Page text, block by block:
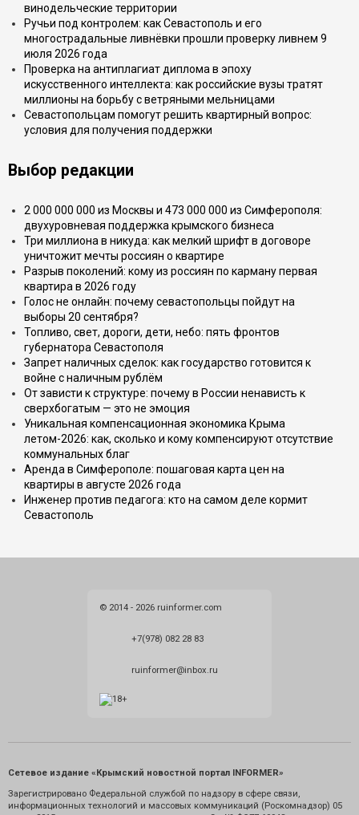
винодельческие территории
Ручьи под контролем: как Севастополь и его
многострадальные ливнёвки прошли проверку ливнем 9
июля 2026 года
Проверка на антиплагиат диплома в эпоху
искусственного интеллекта: как российские вузы тратят
миллионы на борьбу с ветряными мельницами
Севастопольцам помогут решить квартирный вопрос:
условия для получения поддержки
Выбор редакции
2 000 000 000 из Москвы и 473 000 000 из Симферополя:
двухуровневая поддержка крымского бизнеса
Три миллиона в никуда: как мелкий шрифт в договоре
уничтожит мечты россиян о квартире
Разрыв поколений: кому из россиян по карману первая
квартира в 2026 году
Голос не онлайн: почему севастопольцы пойдут на
выборы 20 сентября?
Топливо, свет, дороги, дети, небо: пять фронтов
губернатора Севастополя
Запрет наличных сделок: как государство готовится к
войне с наличным рублём
От зависти к структуре: почему в России ненависть к
сверхбогатым — это не эмоция
Уникальная компенсационная экономика Крыма
летом-2026: как, сколько и кому компенсируют отсутствие
коммунальных благ
Аренда в Симферополе: пошаговая карта цен на
квартиры в августе 2026 года
Инженер против педагога: кто на самом деле кормит
Севастополь
© 2014 - 2026 ruinformer.com
+7(978) 082 28 83
ruinformer@inbox.ru
Сетевое издание «Крымский новостной портал INFORMER»
Зарегистрировано Федеральной службой по надзору в сфере связи,
информационных технологий и массовых коммуникаций (Роскомнадзор) 05